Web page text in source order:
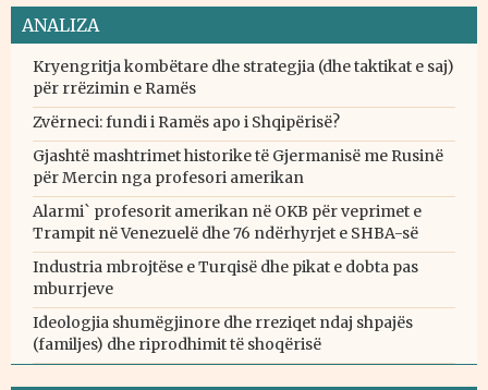
ANALIZA
Kryengritja kombëtare dhe strategjia (dhe taktikat e saj)
për rrëzimin e Ramës
Zvërneci: fundi i Ramës apo i Shqipërisë?
Gjashtë mashtrimet historike të Gjermanisë me Rusinë
për Mercin nga profesori amerikan
Alarmi` profesorit amerikan në OKB për veprimet e
Trampit në Venezuelë dhe 76 ndërhyrjet e SHBA-së
Industria mbrojtëse e Turqisë dhe pikat e dobta pas
mburrjeve
Ideologjia shumëgjinore dhe rreziqet ndaj shpajës
(familjes) dhe riprodhimit të shoqërisë